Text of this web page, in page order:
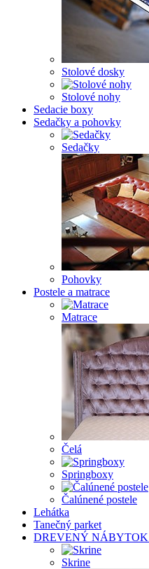
Stolové dosky
Stolové nohy
Sedacie boxy
Sedačky a pohovky
Sedačky
Pohovky
Postele a matrace
Matrace
Čelá
Springboxy
Čalúnené postele
Lehátka
Tanečný parket
DREVENÝ NÁBYTOK
Skrine